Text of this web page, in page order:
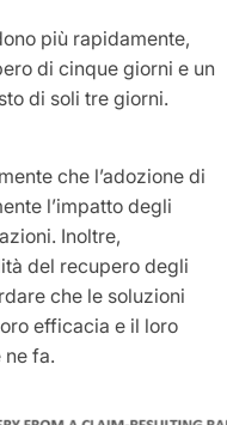
più rapidamente,
di cinque giorni e un
di soli tre giorni.
che l’adozione di
l’impatto degli
Inoltre,
del recupero degli
che le soluzioni
efficacia e il loro
ne fa.